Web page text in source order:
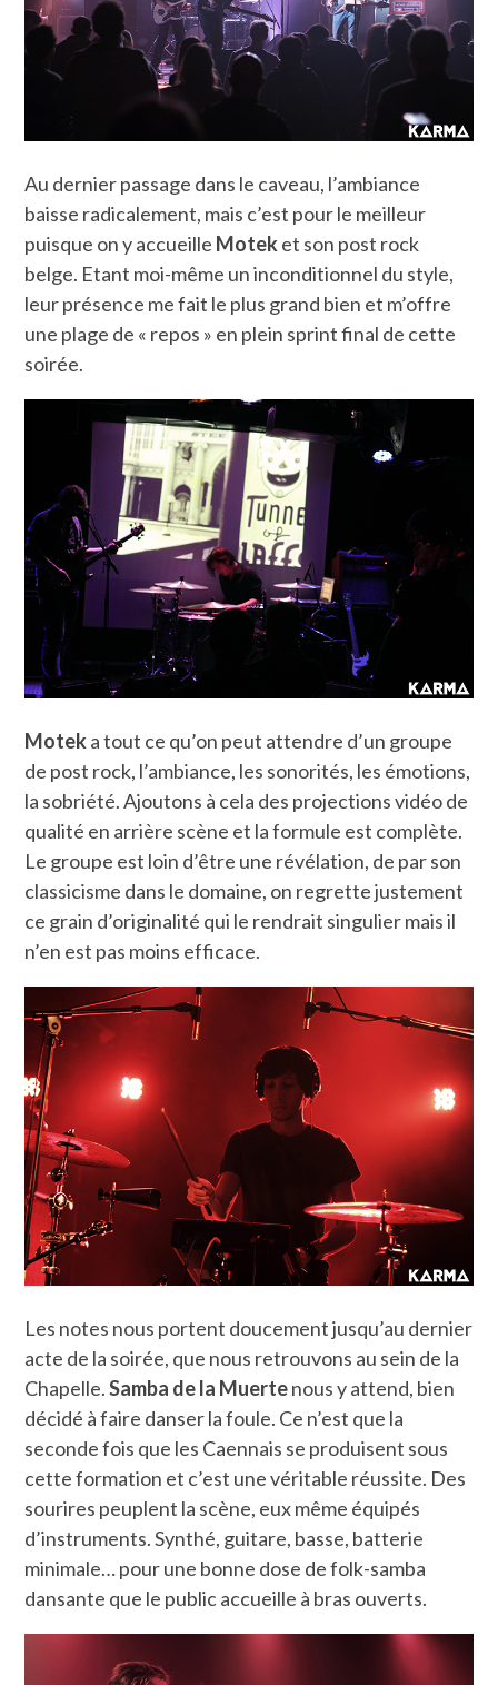
Au dernier passage dans le caveau, l’ambiance
baisse radicalement, mais c’est pour le meilleur
puisque on y accueille Moteket son post rock
belge. Etant moi-même un inconditionnel du style,
leur présence me fait le plus grand bien et m’offre
une plage de « repos » en plein sprint final de cette
soirée.
Moteka tout ce qu’on peut attendre d’un groupe
de post rock, l’ambiance, les sonorités, les émotions,
la sobriété. Ajoutons à cela des projections vidéo de
qualité en arrière scène et la formule est complète.
Le groupe est loin d’être une révélation, de par son
classicisme dans le domaine, on regrette justement
ce grain d’originalité qui le rendrait singulier mais il
n’en est pas moins efficace.
Les notes nous portent doucement jusqu’au dernier
acte de la soirée, que nous retrouvons au sein de la
Chapelle.Samba de la Muertenous y attend, bien
décidé à faire danser la foule. Ce n’est que la
seconde fois que les Caennais se produisent sous
cette formation et c’est une véritable réussite. Des
sourires peuplent la scène, eux même équipés
d’instruments. Synthé, guitare, basse, batterie
minimale… pour une bonne dose de folk-samba
dansante que le public accueille à bras ouverts.